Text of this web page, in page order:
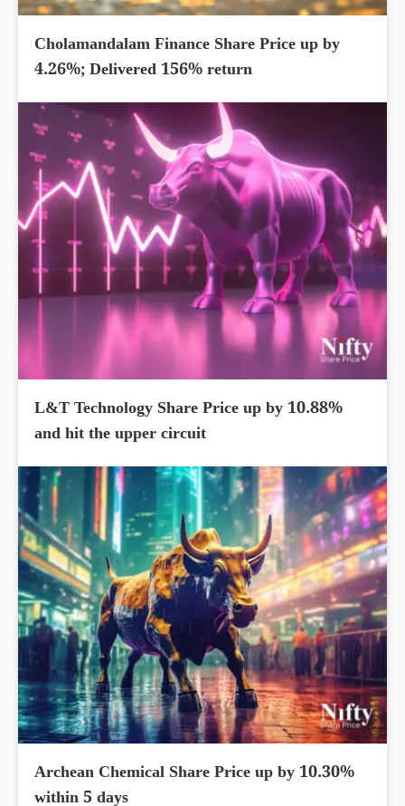
Cholamandalam Finance Share Price up by
4.26%; Delivered 156% return
L&T Technology Share Price up by 10.88%
and hit the upper circuit
Archean Chemical Share Price up by 10.30%
within 5 days